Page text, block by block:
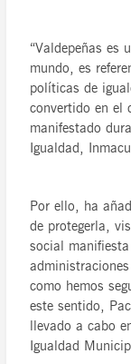
“Valdepeñas es
mundo, es
políticas de
convertido en el
manifestado
Igualdad,
Por ello, ha
de protegerla,
social
como hemos
este sentido,
llevado a cabo
Igualdad